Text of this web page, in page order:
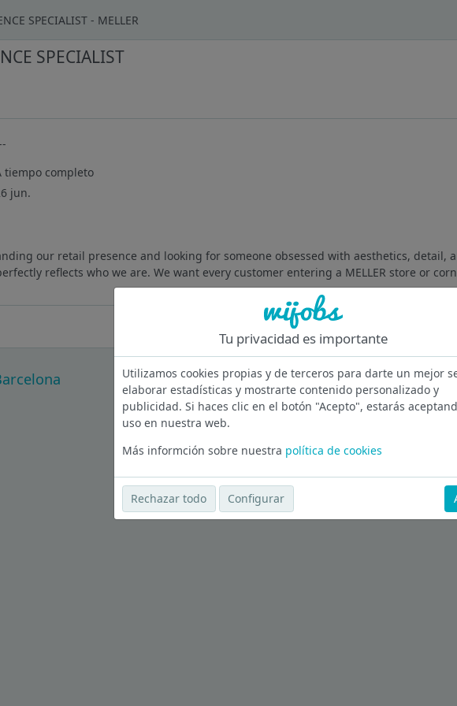
SPECIALIST - MELLER
SPECIALIST
tiempo completo
jun.
our retail presence and looking for someone obsessed with aesthetics, detail,
reflects who we are. We want every customer entering a MELLER store or
Ver más ofertas
Tu privacidad es importante
Utilizamos cookies propias y de terceros para darte un mejor
elaborar estadísticas y mostrarte contenido personalizado y
publicidad. Si haces clic en el botón "Acepto", estarás
uso en nuestra web.
Más informción sobre nuestra política de cookies
Rechazar todo Configurar